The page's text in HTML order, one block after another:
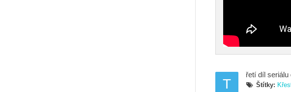
T
řetí díl
Štítky: